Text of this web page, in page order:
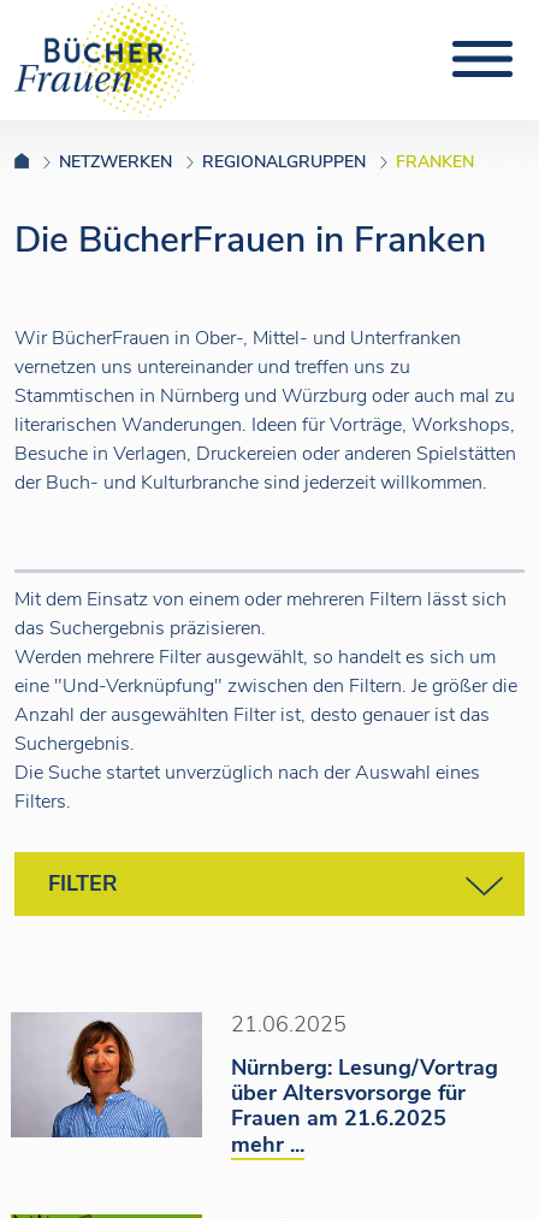
NETZWERKEN REGIONALGRUPPEN FRANKEN
Die BücherFrauen in Franken
Wir BücherFrauen in Ober-, Mittel- und Unterfranken
vernetzen uns untereinander und treffen uns zu
Stammtischen in Nürnberg und Würzburg oder auch mal zu
literarischen Wanderungen. Ideen für Vorträge, Workshops,
Besuche in Verlagen, Druckereien oder anderen Spielstätten
der Buch- und Kulturbranche sind jederzeit willkommen.
Mit dem Einsatz von einem oder mehreren Filtern lässt sich
das Suchergebnis präzisieren.
Werden mehrere Filter ausgewählt, so handelt es sich um
eine "Und-Verknüpfung" zwischen den Filtern. Je größer die
Anzahl der ausgewählten Filter ist, desto genauer ist das
Suchergebnis.
Die Suche startet unverzüglich nach der Auswahl eines
Filters.
FILTER
2020
THEMEN
Mentoring
Buchmesse
BücherFrau des Jahres
21.06.2025
Nürnberg: Lesung/Vortrag
über Altersvorsorge für
Frauen am 21.6.2025
mehr ...